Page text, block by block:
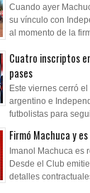
Cuando ayer
su vínculo con
al momento de la
Cuatro inscriptos
pases
Este viernes cerró
argentino e
futbolistas para
Firmó Machuca y
Imanol Machuca es
Desde el Club
detalles